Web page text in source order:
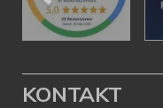
KONTAKT